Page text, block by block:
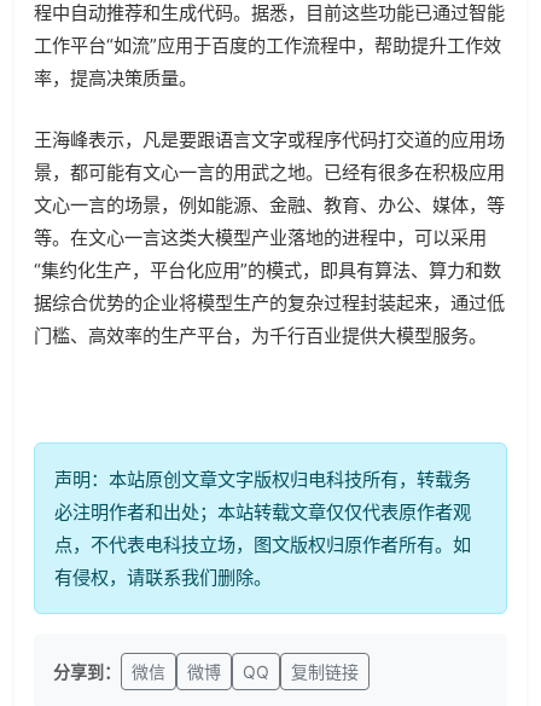
程中自动推荐和生成代码。据悉，目前这些功能已通过智能
工作平台“如流”应用于百度的工作流程中，帮助提升工作效
率，提高决策质量。
王海峰表示，凡是要跟语言文字或程序代码打交道的应用场
景，都可能有文心一言的用武之地。已经有很多在积极应用
文心一言的场景，例如能源、金融、教育、办公、媒体，等
等。在文心一言这类大模型产业落地的进程中，可以采用
“集约化生产，平台化应用”的模式，即具有算法、算力和数
据综合优势的企业将模型生产的复杂过程封装起来，通过低
门槛、高效率的生产平台，为千行百业提供大模型服务。
声明：本站原创文章文字版权归电科技所有，转载务
必注明作者和出处；本站转载文章仅仅代表原作者观
点，不代表电科技立场，图文版权归原作者所有。如
有侵权，请联系我们删除。
分享到： 微信 微博 QQ 复制链接